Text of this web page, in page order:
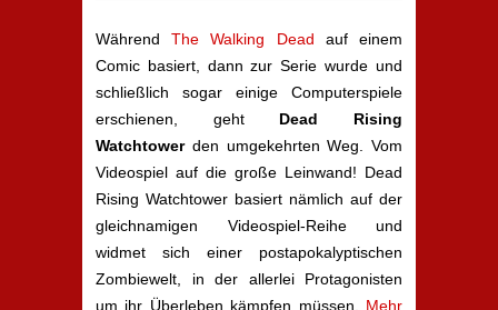
WährendThe Walking Dead auf einem
Comic basiert, dann zur Serie wurde und
schließlich sogar einige Computerspiele
erschienen, geht Dead Rising
Watchtowerden umgekehrten Weg. Vom
Videospiel auf die große Leinwand! Dead
Rising Watchtower basiert nämlich auf der
gleichnamigen Videospiel-Reihe und
widmet sich einer postapokalyptischen
Zombiewelt, in der allerlei Protagonisten
um ihr Überleben kämpfen müssen. Mehr